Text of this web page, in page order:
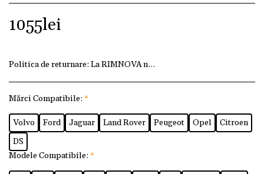
1055lei
Politica de returnare: La RIMNOVA ne dorim ca fiecare
Mărci Compatibile: *
Volvo Ford Jaguar Land Rover Peugeot Opel
Citroen
DS
Modele Compatibile: *